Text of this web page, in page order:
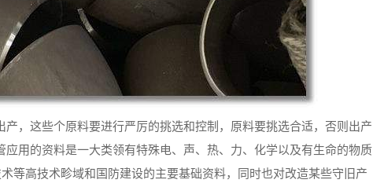
，这些个原料要进行严厉的挑选和控制，原料要挑选合适，否则出产
用的资料是一大类领有特殊电、声、热、力、化学以及有生命的物质
等高技术畛域和国防建设的主要基础资料，同时也对改造某些守旧产